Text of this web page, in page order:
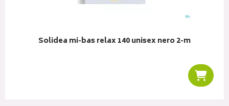
Solidea mi-bas relax 140 unisex nero 2-m